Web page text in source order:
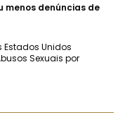
menos denúncias de
Unidos
Sexuais por